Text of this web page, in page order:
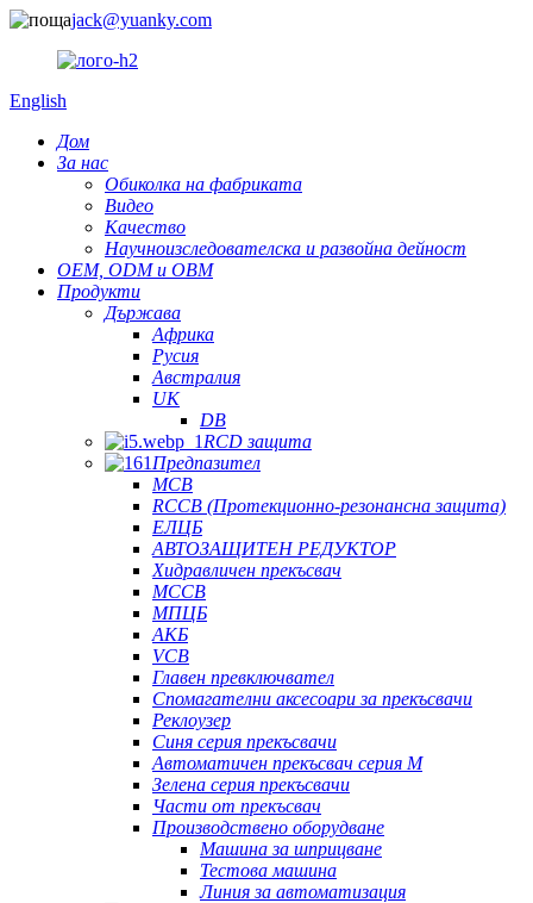
jack@yuanky.com
English
Дом
За нас
Обиколка на фабриката
Видео
Качество
Научноизследователска и развойна дейност
OEM, ODM и OBM
Продукти
Държава
Африка
Русия
Австралия
UK
DB
RCD защита
Предпазител
MCB
RCCB (Протекционно-резонансна защита)
ЕЛЦБ
АВТОЗАЩИТЕН РЕДУКТОР
Хидравличен прекъсвач
MCCB
МПЦБ
АКБ
VCB
Главен превключвател
Спомагателни аксесоари за прекъсвачи
Реклоузер
Синя серия прекъсвачи
Автоматичен прекъсвач серия M
Зелена серия прекъсвачи
Части от прекъсвач
Производствено оборудване
Машина за шприцване
Тестова машина
Линия за автоматизация